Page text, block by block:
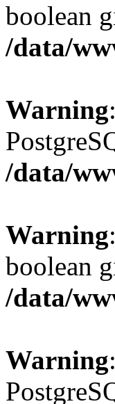
boolean
/data/
Warning
/data/
Warning
boolean
/data/
Warning